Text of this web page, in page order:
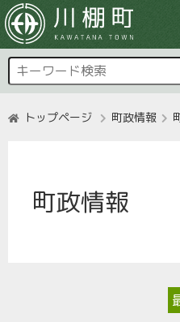
トップページ 町政情報
町政情報